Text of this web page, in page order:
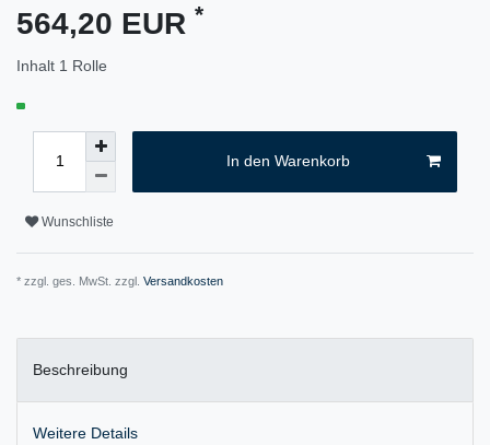
564,20 EUR *
Inhalt 1 Rolle
In den Warenkorb
Wunschliste
* zzgl. ges. MwSt. zzgl. Versandkosten
Beschreibung
Weitere Details